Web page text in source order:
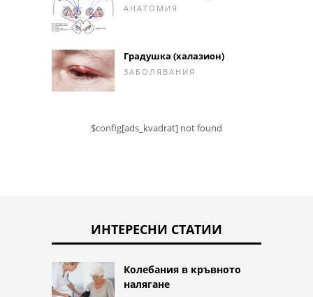
АНАТОМИЯ
Градушка (халазион)
ЗАБОЛЯВАНИЯ
$config[ads_kvadrat] not found
ИНТЕРЕСНИ СТАТИИ
Колебания в кръвното
налягане